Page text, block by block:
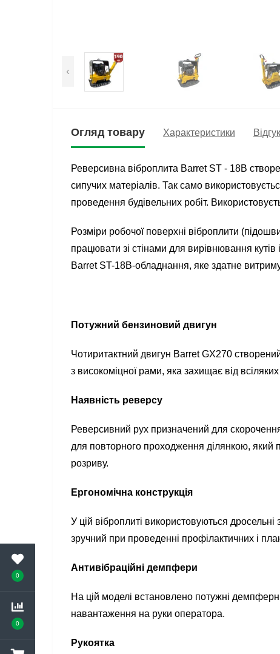
0
0
‹
Огляд товару Характеристики
Реверсивна віброплита Barret ST - 18B
сипучих матеріалів. Так само
проведення будівельних робіт.
Розміри робочої поверхні віброплити
працювати зі стінами для вирівнювання кутів
Barret ST-18B-обладнання, яке здатне
Потужний бензиновий двигун
Чотиритактний двигун Barret GX270
з високоміцної рами, яка захищає від
Наявність реверсу
Реверсивний рух призначений для
для повторного проходження ділянкою, який
розриву.
Ергономічна конструкція
У цій віброплиті використовуються
зручний при проведенні профілактичних і
Антивібраційні демпфери
На цій моделі встановлено потужні
навантаження на руки оператора.
Рукоятка